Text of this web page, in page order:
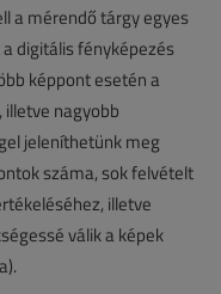
a mérendő tárgy egyes
digitális fényképezés
képpont esetén a
nagyobb
jeleníthetünk meg
száma, sok felvételt
illetve
válik a képek